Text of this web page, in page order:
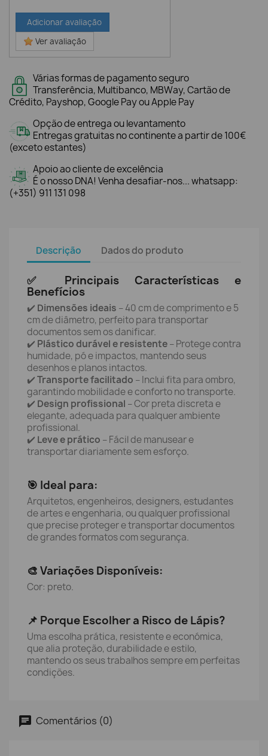
Adicionar avaliação
Ver avaliação
Várias formas de pagamento seguro
Transferência, Multibanco, MBWay, Cartão de
Crédito, Payshop, Google Pay ou Apple Pay
Opção de entrega ou levantamento
Entregas gratuitas no continente a partir de 100€
(exceto estantes)
Apoio ao cliente de excelência
É o nosso DNA! Venha desafiar-nos... whatsapp:
(+351) 911 131 098
Descrição Dados do produto
✅ Principais Características e
Benefícios
✔️ Dimensões ideais – 40 cm de comprimento e 5
cm de diâmetro, perfeito para transportar
documentos sem os danificar.
✔️ Plástico durável e resistente– Protege contra
humidade, pó e impactos, mantendo seus
desenhos e planos intactos.
✔️Transporte facilitado – Inclui fita para ombro,
garantindo mobilidade e conforto no transporte.
✔️ Design profissional – Cor preta discreta e
elegante, adequada para qualquer ambiente
profissional.
✔️ Leve e prático – Fácil de manusear e
transportar diariamente sem esforço.
🎯 Ideal para:
Arquitetos, engenheiros, designers, estudantes
de artes e engenharia, ou qualquer profissional
que precise proteger e transportar documentos
de grandes formatos com segurança.
🎨 Variações Disponíveis:
Cor: preto.
📌 Porque Escolher a Risco de Lápis?
Uma escolha prática, resistente e económica,
que alia proteção, durabilidade e estilo,
mantendo os seus trabalhos sempre em perfeitas
condições.
Comentários (0)